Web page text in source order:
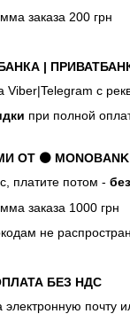
заказа 200 грн
|
Viber|Telegram с
при полной
ОТ ⚫ MONOBANK
платите потом -
заказа 1000 грн
не
БЕЗ НДС
электронную почту